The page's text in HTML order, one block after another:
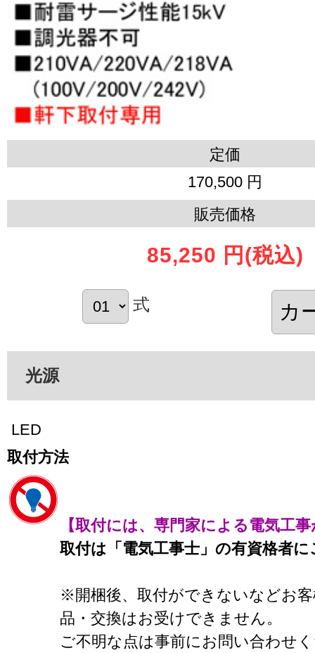
定価
170,500 円
販売価格
85,250 円 (税込)
式
光源
LED
取付方法
【取付には、専門家による電気工
取付は「電気工事士」の有資格者
※開梱後、取付ができないなどお
品・交換はお受けできません。
ご不明な点は事前にお問い合わせ